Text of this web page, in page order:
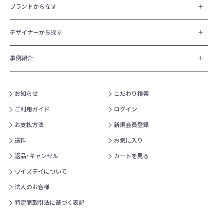
ブランドから探す
デザイナーから探す
事例紹介
お知らせ
ご利用ガイド
お支払方法
送料
返品・キャンセル
ワイズデイについて
法人のお客様
特定商取引法に基づく表記
こだわり検索
ログイン
新規会員登録
お気に入り
カートを見る